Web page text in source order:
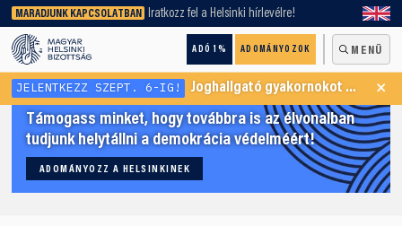
MARADJUNK KAPCSOLATBAN Iratkozz fel a Helsinki hírlevélre!
ADÓ 1% ADOMÁNYOZOK MENÜ
keresőnket!
JELENTKEZZ SZEPT. 6-IG! Joghallgató gyakornokot keresünk Menekültügyi Programunkba ×
Támogass minket, hogy továbbra is az élvonalban
tudjunk helytállni a demokrácia védelméért!
ADOMÁNYOZZ A HELSINKINEK